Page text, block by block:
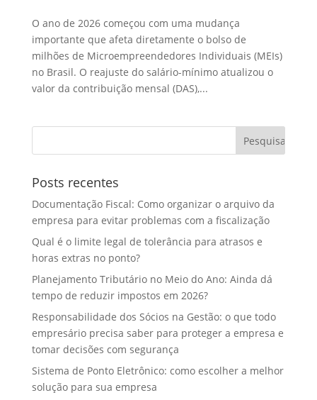
O ano de 2026 começou com uma mudança
importante que afeta diretamente o bolso de
milhões de Microempreendedores Individuais (MEIs)
no Brasil. O reajuste do salário-mínimo atualizou o
valor da contribuição mensal (DAS),...
Posts recentes
Documentação Fiscal: Como organizar o arquivo da
empresa para evitar problemas com a fiscalização
Qual é o limite legal de tolerância para atrasos e
horas extras no ponto?
Planejamento Tributário no Meio do Ano: Ainda dá
tempo de reduzir impostos em 2026?
Responsabilidade dos Sócios na Gestão: o que todo
empresário precisa saber para proteger a empresa e
tomar decisões com segurança
Sistema de Ponto Eletrônico: como escolher a melhor
solução para sua empresa